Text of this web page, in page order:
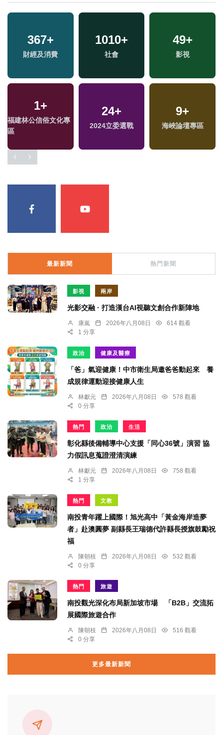
367+
財經及消費
1010+
社會
49+
影視
1+
福建林公信俗文化專
區
24+
2024立委選戰
9+
海峽論壇專區
最新新聞 熱門新聞
影視 兩岸
光影交融 · 打造漢台AI視聽文創合作新陣地
康嵐 2026年八月08日
614 觀看
1 分享
政治 健康及醫療
「爸」氣迎健康！中市衛生局邀爸爸動起來 養
成規律運動迎接健康人生
林獻元 2026年八月08日
578 觀看
0 分享
熱門 政治 生活
彰化縣後備輔導中心支援「同心36號」演習 協
力假訊息蒐證澄清演練
林獻元 2026年八月08日
758 觀看
1 分享
熱門 文教
南投青年躍上國際！旭光高中「黃金海岸造夢
者」赴澳圓夢 副縣長王瑞德代許縣長授旗鼓勵祝
福
陳朝枝 2026年八月08日
532 觀看
0 分享
熱門 旅遊
南投觀光深化布局新加坡市場 「B2B」交流拓
展國際旅遊合作
陳朝枝 2026年八月08日
516 觀看
0 分享
更多最新新聞